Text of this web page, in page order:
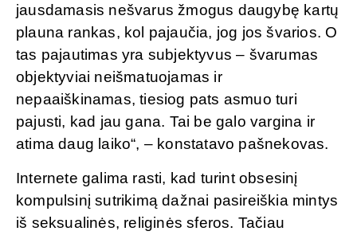
jausdamasis nešvarus žmogus daugybę kartų
plauna rankas, kol pajaučia, jog jos švarios. O
tas pajautimas yra subjektyvus – švarumas
objektyviai neišmatuojamas ir
nepaaiškinamas, tiesiog pats asmuo turi
pajusti, kad jau gana. Tai be galo vargina ir
atima daug laiko“, – konstatavo pašnekovas.
Internete galima rasti, kad turint obsesinį
kompulsinį sutrikimą dažnai pasireiškia mintys
iš seksualinės, religinės sferos. Tačiau